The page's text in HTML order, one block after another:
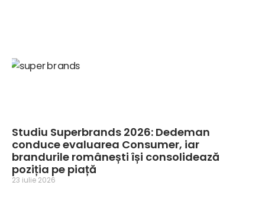
Studiu Superbrands 2026: Dedeman
conduce evaluarea Consumer, iar
brandurile românești își consolidează
poziția pe piață
23 iulie 2026